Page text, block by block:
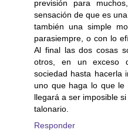
previsión para
sensación de que es
también una simple
parasiempre, o con lo
Al final las dos cosas
otros, en un exceso
sociedad hasta hacerla
uno que haga lo que
llegará a ser imposible
talonario.
Responder